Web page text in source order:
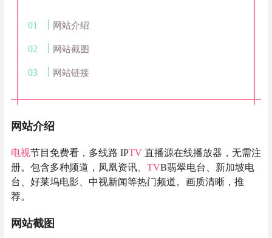
网站介绍
网站截图
网站链接
网站介绍
电视节目免费看，多线路 IPTV 直播源在线播放器，无需注
册。包含多种频道，凤凰资讯、 TVB翡翠电台、新加坡电
台、好莱坞电影、中视新闻等热门频道。画质清晰，推
荐。
网站截图